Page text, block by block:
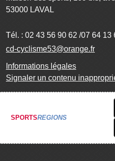
53000 LAVAL
Tél. : 02 43 56 90 62 /07 64 13
cd-cyclisme53@orange.fr
Informations légales
Signaler un contenu
SPORTSREGIONS